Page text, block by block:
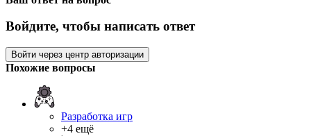
Войдите, чтобы написать ответ
Войти через центр авторизации
Похожие вопросы
Разработка игр
+4 ещё